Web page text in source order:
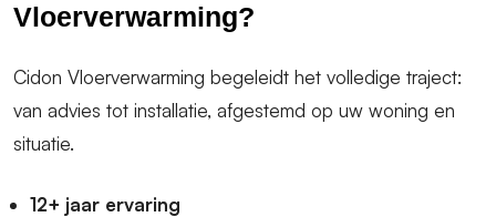
Vloerverwarming?
Cidon Vloerverwarming begeleidt het volledige traject:
van advies tot installatie, afgestemd op uw woning en
situatie.
12+ jaar ervaring